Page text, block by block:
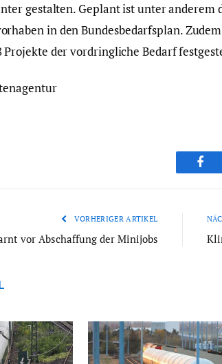
gestalten. Geplant ist unter anderem
in den Bundesbedarfsplan.
Projekte der vordringliche Bedarf
VORHERIGER ARTIKEL
vor Abschaffung der Minijobs